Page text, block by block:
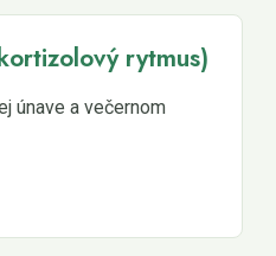
rytmus)
únave a večernom